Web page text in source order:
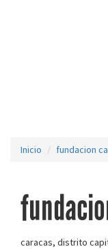
Inicio fundacion
caracas, distrito